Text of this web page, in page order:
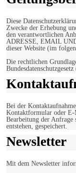
Diese
Zwecke der Erhebung
den verantwortlichen
ADRESSE, EMAIL
dieser Website (im
Die rechtlichen
Bei der
Kontaktformular oder E-
Bearbeitung der Anfrage
entstehen, gespeichert.
Newsletter
Mit dem Newsletter